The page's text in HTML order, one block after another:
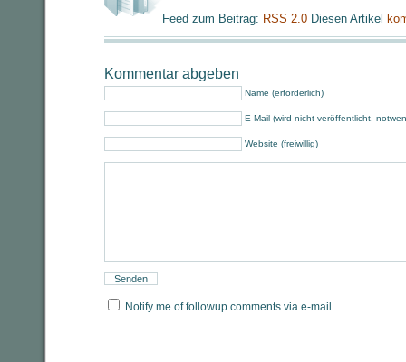
Feed zum Beitrag: RSS 2.0 Diesen Artikel
Kommentar abgeben
Name (erforderlich)
E-Mail (wird nicht veröffentlicht,
Website (freiwillig)
Notify me of followup comments via e-mail